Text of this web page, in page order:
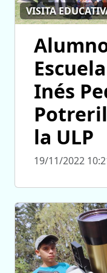
VISITA
Inés
la ULP
19/11/2022